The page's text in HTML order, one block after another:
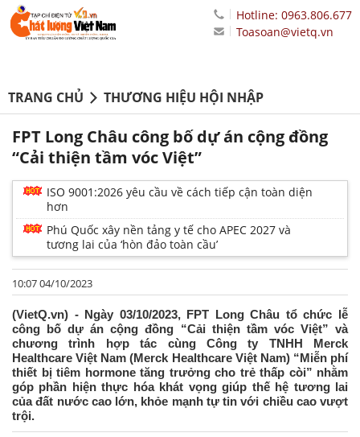
Hotline: 0963.806.677
Toasoan@vietq.vn
TRANG CHỦ THƯƠNG HIỆU HỘI NHẬP
FPT Long Châu công bố dự án cộng đồng
“Cải thiện tầm vóc Việt”
ISO 9001:2026 yêu cầu về cách tiếp cận toàn diện
hơn
Phú Quốc xây nền tảng y tế cho APEC 2027 và
tương lai của ‘hòn đảo toàn cầu’
10:07 04/10/2023
(VietQ.vn) - Ngày 03/10/2023, FPT Long Châu tổ chức lễ
công bố dự án cộng đồng “Cải thiện tầm vóc Việt” và
chương trình hợp tác cùng Công ty TNHH Merck
Healthcare Việt Nam (Merck Healthcare Việt Nam) “Miễn phí
thiết bị tiêm hormone tăng trưởng cho trẻ thấp còi” nhằm
góp phần hiện thực hóa khát vọng giúp thế hệ tương lai
của đất nước cao lớn, khỏe mạnh tự tin với chiều cao vượt
trội.